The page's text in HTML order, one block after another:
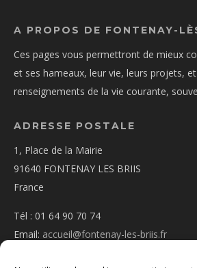
A PROPOS DE FONTENAY-
Ces pages vous permettront de mieux
et ses hameaux, leur vie, leurs projets,
renseignements de la vie courante,
ADRESSE POSTALE
1, Place de la Mairie
91640 FONTENAY LES BRIIS
France
Tél : 01 64 90 70 74
Email: accueil@fontenay-les-briis.fr